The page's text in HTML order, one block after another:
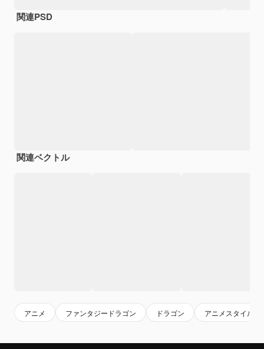
関連PSD
関連ベクトル
アニメ ファンタジードラゴン ドラゴン アニメスタイル